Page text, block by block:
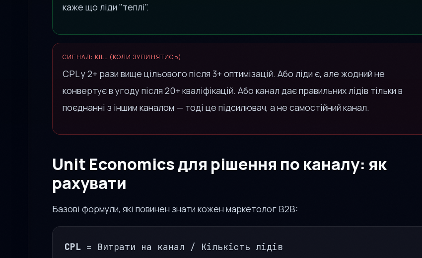
каже що ліди "теплі".
СИГНАЛ: KILL (КОЛИ ЗУПИНЯТИСЬ)
CPL у 2+ рази вище цільового після 3+ оптимізацій. Або ліди є, але жодний не
конвертує в угоду після 20+ кваліфікацій. Або канал дає правильних лідів тільки в
поєднанні з іншим каналом — тоді це підсилювач, а не самостійний канал.
Unit Economics для рішення по каналу: як
рахувати
Базові формули, які повинен знати кожен маркетолог B2B:
CPL = Витрати на канал / Кількість лідів